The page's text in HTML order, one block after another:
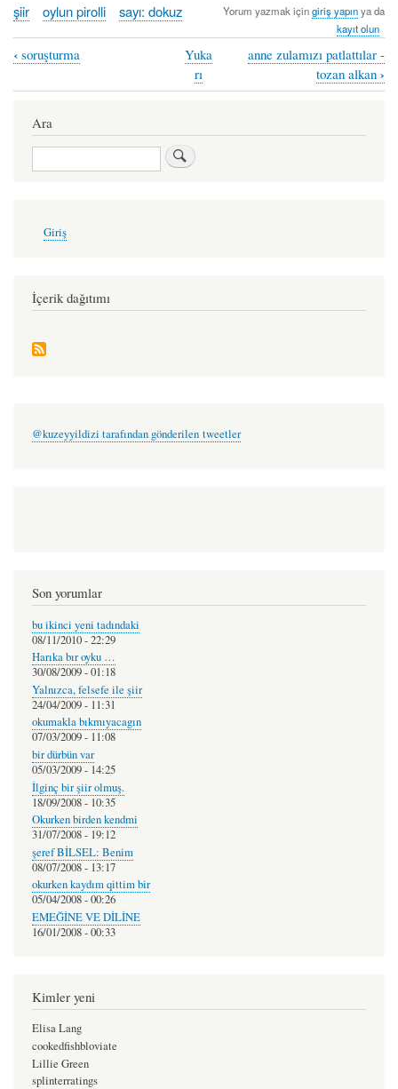
şiir oylun pirolli sayı: dokuz Yorum yazmak içingiriş yapınya da
kayıt olun
Book
traversal
links
for
vidanjör
oylun
pirolli
‹ soruşturma
Yuka
rı
anne zulamızı patlattılar -
tozan alkan ›
Ara
Ara
account
Giriş
İçerik dağıtımı
@kuzeyyildizi tarafından gönderilen tweetler
Son yorumlar
bu ikinci yeni tadındaki
08/11/2010 - 22:29
Harıka bır oyku …
30/08/2009 - 01:18
Yalnızca, felsefe ile şiir
24/04/2009 - 11:31
okumakla bıkmıyacagın
07/03/2009 - 11:08
bir dürbün var
05/03/2009 - 14:25
İlginç bir şiir olmuş.
18/09/2008 - 10:35
Okurken birden kendmi
31/07/2008 - 19:12
şeref BİLSEL: Benim
08/07/2008 - 13:17
okurken kaydım qittim bir
05/04/2008 - 00:26
EMEĞİNE VE DİLİNE
16/01/2008 - 00:33
Kimler yeni
Elisa Lang
cookedfishbloviate
Lillie Green
splinterratings